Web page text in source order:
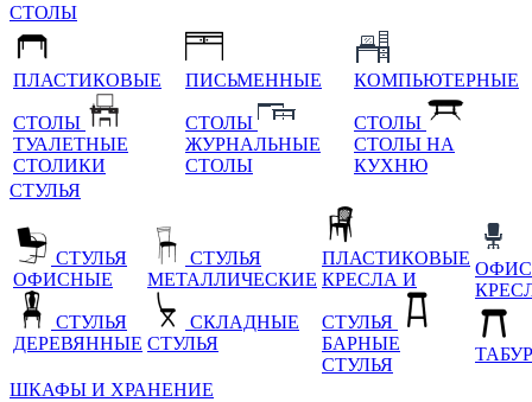
СТОЛЫ
ПЛАСТИКОВЫЕ
СТОЛЫ
ТУАЛЕТНЫЕ
СТОЛИКИ
ПИСЬМЕННЫЕ
СТОЛЫ
ЖУРНАЛЬНЫЕ
СТОЛЫ
КОМПЬЮТЕРНЫЕ
СТОЛЫ
СТОЛЫ НА
КУХНЮ
СТУЛЬЯ
СТУЛЬЯ
ОФИСНЫЕ
СТУЛЬЯ
ДЕРЕВЯННЫЕ
СТУЛЬЯ
МЕТАЛЛИЧЕСКИЕ
СКЛАДНЫЕ
СТУЛЬЯ
ПЛАСТИКОВЫЕ
КРЕСЛА И
СТУЛЬЯ
БАРНЫЕ
СТУЛЬЯ
ШКАФЫ И ХРАНЕНИЕ